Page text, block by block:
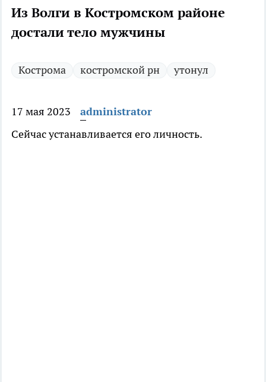
Из Волги в Костромском районе
достали тело мужчины
Кострома костромской рн утонул
17 мая 2023
administrator
Сейчас устанавливается его личность.